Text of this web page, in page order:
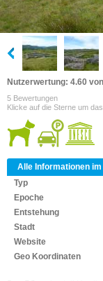
Nutzerwertung: 4.60
5 Bewertungen
Klicke auf die Sterne um
Alle Informationen
Typ
Epoche
Entstehung
Stadt
Website
Geo Koordinaten